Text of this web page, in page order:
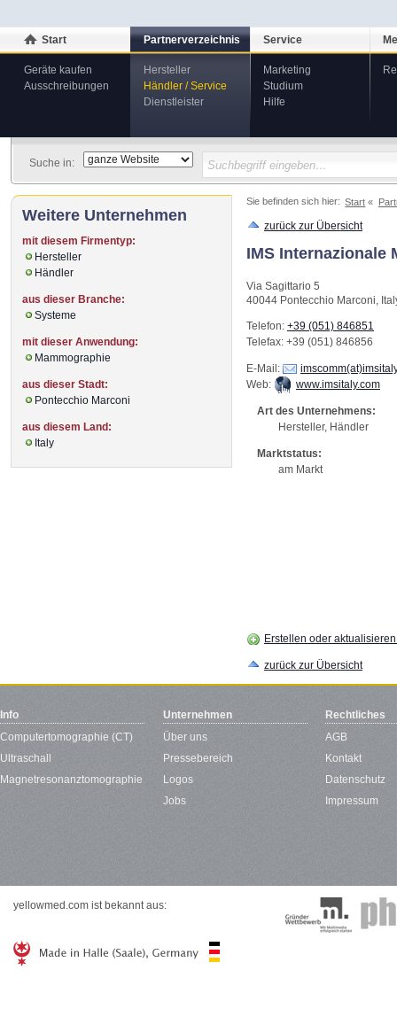
Start
Geräte kaufen
Ausschreibungen
Partnerverzeichnis
Hersteller
Händler / Service
Dienstleister
Service
Marketing
Studium
Hilfe
Suche in:
Sie befinden sich hier: Start
zurück zur Übersicht
IMS Internazionale
Via Sagittario 5
40044 Pontecchio Marconi,
Telefon: +39 (051) 846851
Telefax: +39 (051) 846856
E-Mail:
Web:
www.imsitaly.com
Art des Unternehmens:
Hersteller, Händler
Marktstatus:
am Markt
Erstellen oder
zurück zur Übersicht
Weitere Unternehmen
mit diesem Firmentyp:
Hersteller
Händler
aus dieser Branche:
Systeme
mit dieser Anwendung:
Mammographie
aus dieser Stadt:
Pontecchio Marconi
aus diesem Land:
Italy
Info
Computertomographie (CT)
Ultraschall
Magnetresonanztomographie
Unternehmen
Über uns
Pressebereich
Logos
Jobs
Rechtliches
AGB
Kontakt
Datenschutz
Impressum
yellowmed.com ist bekannt aus: